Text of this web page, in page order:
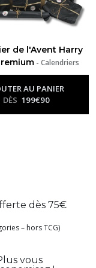
de l'Avent Harry
-Calendriers
Personnalisés Par
AU PANIER
DÈS 199€90
dès 75€
– hors TCG)
vous